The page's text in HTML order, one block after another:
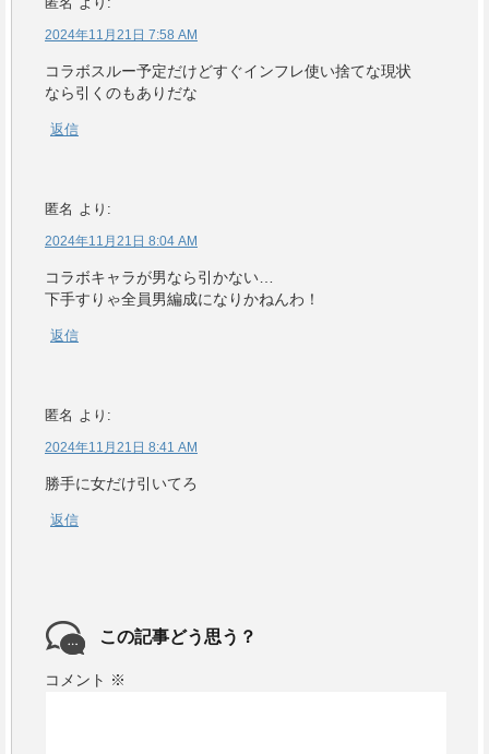
2024年11月21日 7:58 AM
コラボスルー予定だけどすぐインフレ使い捨てな現状
なら引くのもありだな
返信
匿名 より:
2024年11月21日 8:04 AM
コラボキャラが男なら引かない…
下手すりゃ全員男編成になりかねんわ！
返信
匿名 より:
2024年11月21日 8:41 AM
勝手に女だけ引いてろ
返信
この記事どう思う？
コメント ※